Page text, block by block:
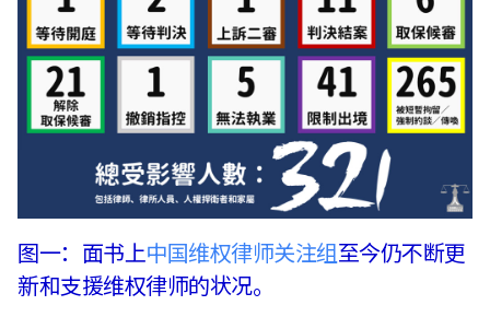
图一：面书上中国维权律师关注组至今仍不断更
新和支援维权律师的状况。